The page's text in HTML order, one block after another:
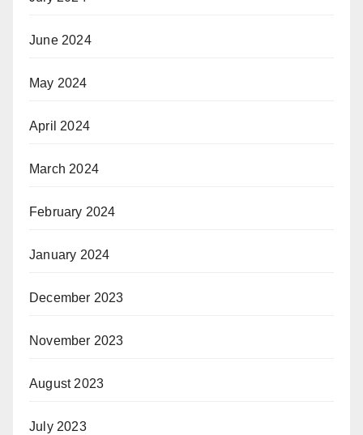
June 2024
May 2024
April 2024
March 2024
February 2024
January 2024
December 2023
November 2023
August 2023
July 2023